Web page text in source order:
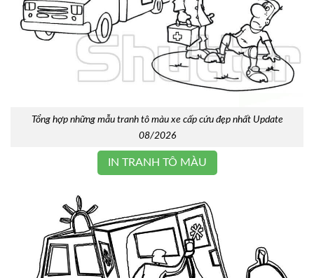
Tổng hợp những mẫu tranh tô màu xe cấp cứu đẹp nhất Update
08/2026
IN TRANH TÔ MÀU